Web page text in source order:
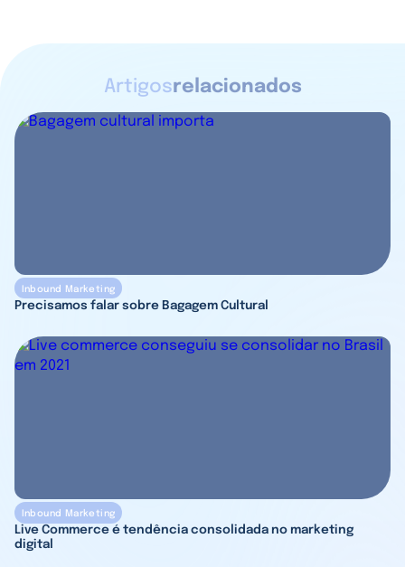
Artigosrelacionados
Inbound Marketing
Precisamos falar sobre Bagagem Cultural
Inbound Marketing
Live Commerce é tendência consolidada no marketing
digital